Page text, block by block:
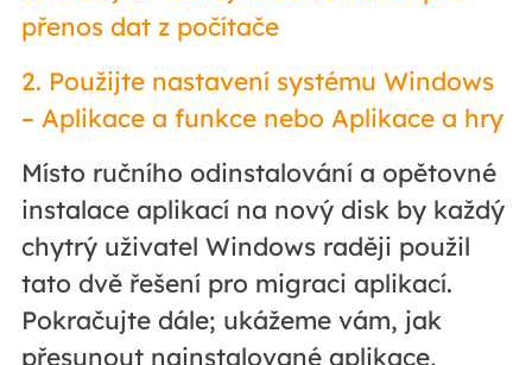
přenos dat z počítače
2. Použijte nastavení systému Windows
– Aplikace a funkce nebo Aplikace a hry
Místo ručního odinstalování a opětovné
instalace aplikací na nový disk by každý
chytrý uživatel Windows raději použil
tato dvě řešení pro migraci aplikací.
Pokračujte dále; ukážeme vám, jak
přesunout nainstalované aplikace,